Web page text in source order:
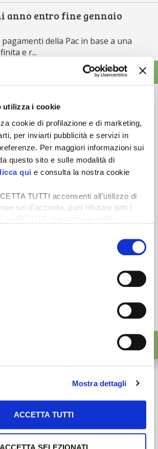
utilizza i cookie
cookie di profilazione e di marketing,
per inviarti pubblicità e servizi in
Per maggiori informazioni sui
questo sito e sulle modalità di
qui e consulta la nostra cookie
TUTTI acconsenti all’utilizzo di
sei d’accordo, puoi rifiutare tutti i
e cliccando ACCETTA SELEZIONATI.
Mostra dettagli
ACCETTA TUTTI
ACCETTA SELEZIONATI
anno entro fine gennaio
pagamenti della Pac in base a una
e r...
Newsletter
di alta qualità. Tagliato sulle tue
esigenze.